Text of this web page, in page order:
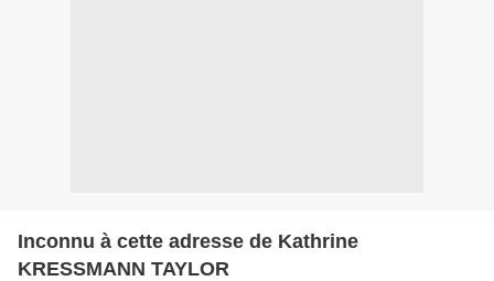
Inconnu à cette adresse de Kathrine
KRESSMANN TAYLOR